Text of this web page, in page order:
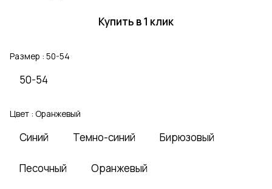
Купить в 1 клик
Размер : 50-54
50-54
Цвет : Оранжевый
Синий Темно-синий Бирюзовый
Песочный Оранжевый